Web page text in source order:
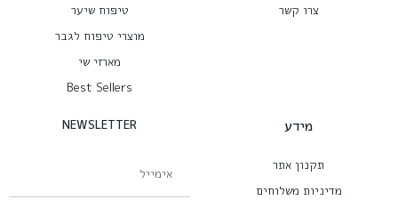
צרו קשר
טיפוח שיער
מוצרי טיפוח לגבר
מארזי שי
Best Sellers
מידע
תקנון אתר
מדיניות משלוחים
NEWSLETTER